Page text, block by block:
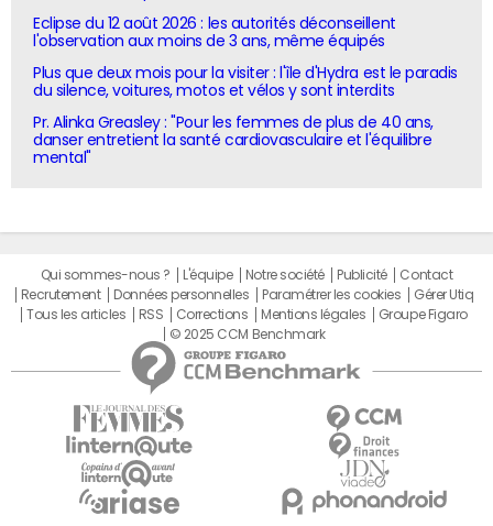
Eclipse du 12 août 2026 : les autorités déconseillent
l'observation aux moins de 3 ans, même équipés
Plus que deux mois pour la visiter : l'île d'Hydra est le paradis
du silence, voitures, motos et vélos y sont interdits
Pr. Alinka Greasley : "Pour les femmes de plus de 40 ans,
danser entretient la santé cardiovasculaire et l'équilibre
mental"
Qui sommes-nous ? L'équipe Notre société Publicité
Contact
Recrutement
Données personnelles Paramétrer les cookies
Gérer Utiq
Tous les articles
RSS Corrections Mentions légales
Groupe Figaro
© 2025 CCM Benchmark